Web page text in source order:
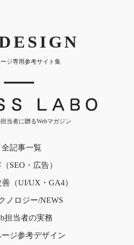
ジ専用参考サイト集
｜
当者に贈るWebマガジン
全記事一覧
SEO・広告）
（UI/UX・GA4）
ノロジー/NEWS
担当者の実務
ジ参考デザイン